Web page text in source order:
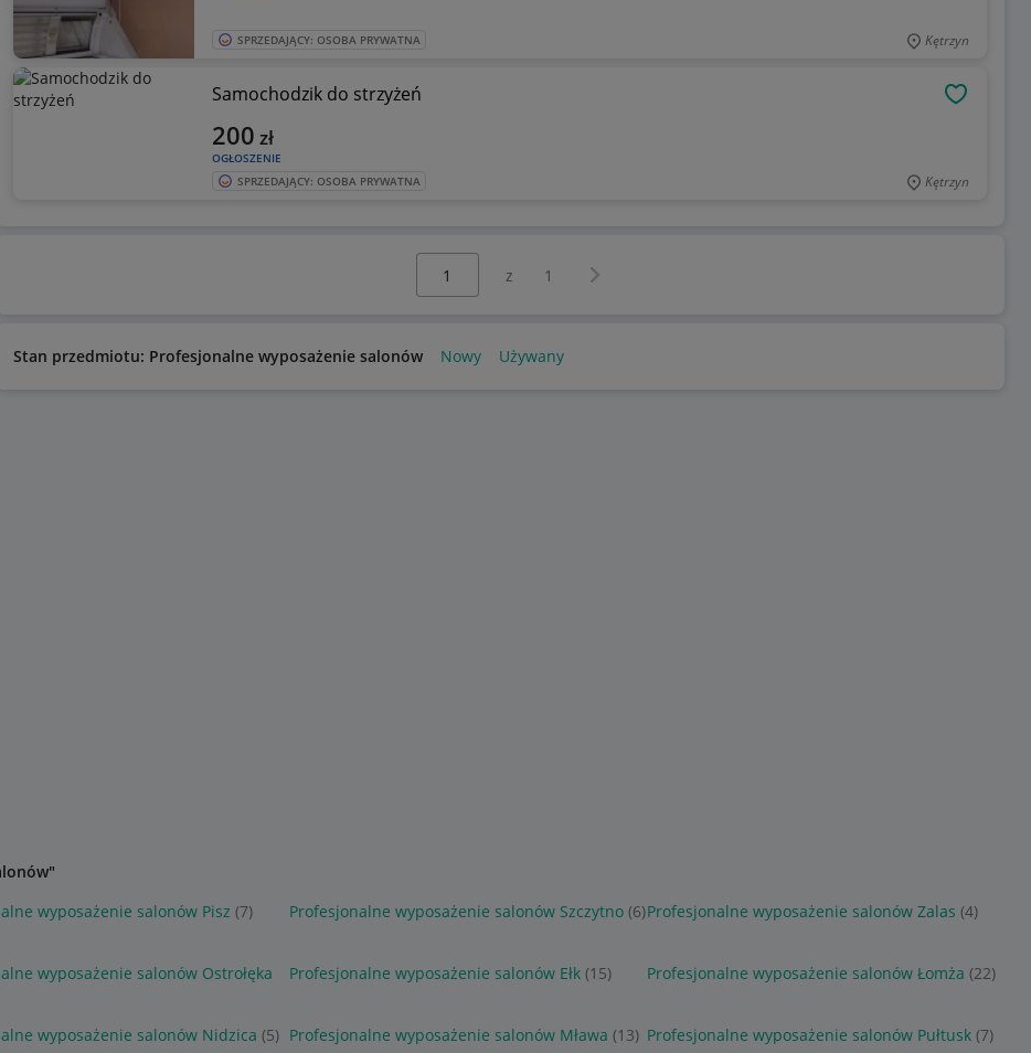
SPRZEDAJĄCY: OSOBA PRYWATNA Kętrzyn
Samochodzik do strzyżeń
OGŁOSZENIE
200 zł
SPRZEDAJĄCY: OSOBA PRYWATNA Kętrzyn
z 1 Następna strona
Stan przedmiotu: Profesjonalne wyposażenie salonów Nowy Używany
wyposażenie salonów Pisz (7) Profesjonalne wyposażenie salonów Szczytno (6)Profesjonalne wyposażenie salonów Zalas (4)
wyposażenie salonów Ostrołęka
Profesjonalne wyposażenie salonów Ełk (15) Profesjonalne wyposażenie salonów Łomża (22)
wyposażenie salonów Nidzica (5) Profesjonalne wyposażenie salonów Mława (13) Profesjonalne wyposażenie salonów Pułtusk (7)